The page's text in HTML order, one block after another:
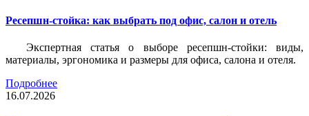
Ресепшн-стойка: как выбрать под офис, салон и отель
Экспертная статья о выборе ресепшн-стойки: виды,
материалы, эргономика и размеры для офиса, салона и отеля.
Подробнее
16.07.2026